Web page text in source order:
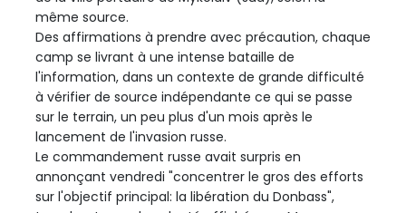
même source.
Des affirmations à prendre avec précaution, chaque
camp se livrant à une intense bataille de
l'information, dans un contexte de grande difficulté
à vérifier de source indépendante ce qui se passe
sur le terrain, un peu plus d'un mois après le
lancement de l'invasion russe.
Le commandement russe avait surpris en
annonçant vendredi "concentrer le gros des efforts
sur l'objectif principal: la libération du Donbass",